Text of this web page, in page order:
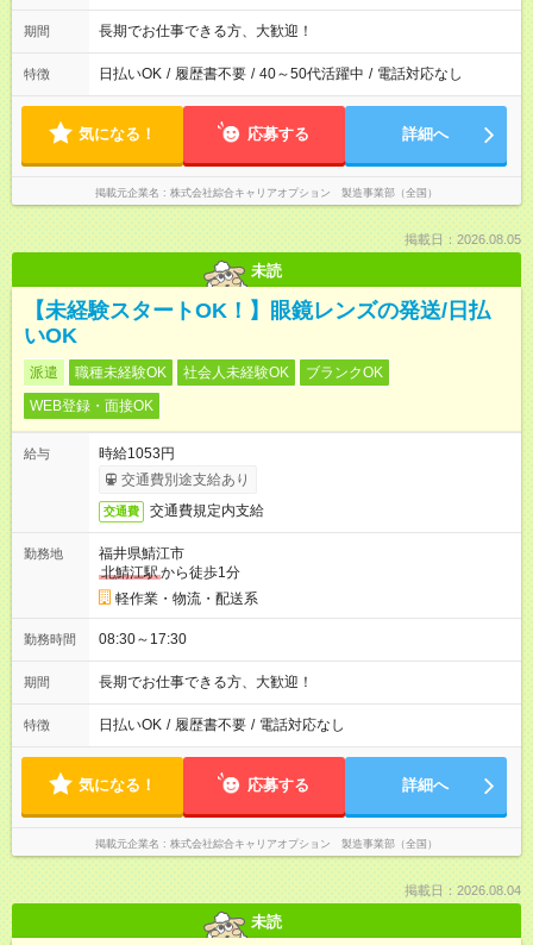
期間 長期でお仕事できる方、大歓迎！
特徴 日払いOK / 履歴書不要 / 40～50代活躍中 / 電話対応なし
気になる！ 応募する 詳細へ
掲載元企業名 株式会社綜合キャリアオプション 製造事業部（全国）
掲載日：2026.08.05
未読
【未経験スタートOK！】眼鏡レンズの発送/日払
いOK
派遣 職種未経験OK 社会人未経験OK
ブランクOK
WEB登録・面接OK
給与
時給1053円
交通費別途支給あり
交通費 交通費規定内支給
勤務地
福井県鯖江市
北鯖江駅から徒歩1分
軽作業・物流・配送系
勤務時間 08:30～17:30
期間 長期でお仕事できる方、大歓迎！
特徴 日払いOK / 履歴書不要 / 電話対応なし
気になる！ 応募する 詳細へ
掲載元企業名 株式会社綜合キャリアオプション 製造事業部（全国）
掲載日：2026.08.04
未読